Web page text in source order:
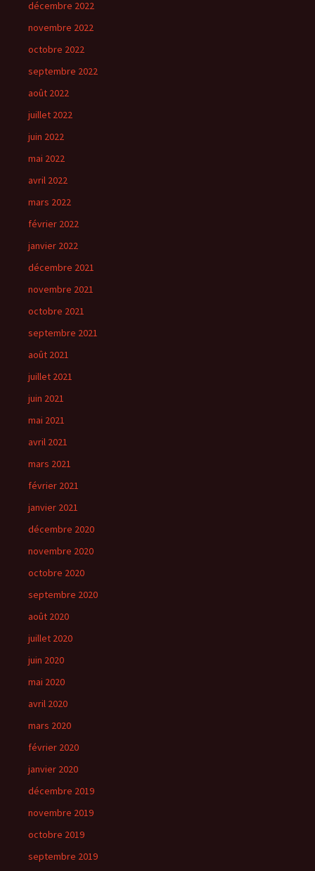
décembre 2022
novembre 2022
octobre 2022
septembre 2022
août 2022
juillet 2022
juin 2022
mai 2022
avril 2022
mars 2022
février 2022
janvier 2022
décembre 2021
novembre 2021
octobre 2021
septembre 2021
août 2021
juillet 2021
juin 2021
mai 2021
avril 2021
mars 2021
février 2021
janvier 2021
décembre 2020
novembre 2020
octobre 2020
septembre 2020
août 2020
juillet 2020
juin 2020
mai 2020
avril 2020
mars 2020
février 2020
janvier 2020
décembre 2019
novembre 2019
octobre 2019
septembre 2019